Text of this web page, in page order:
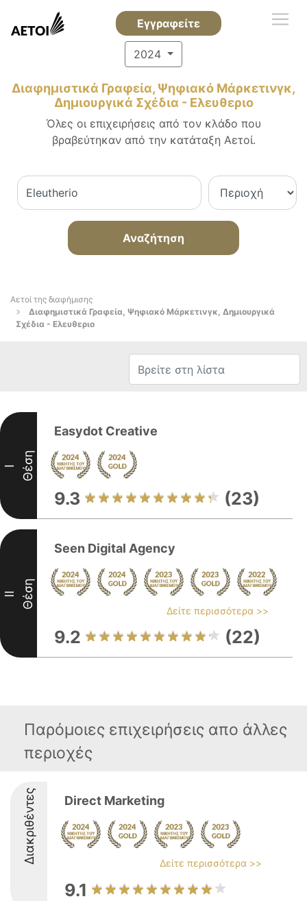
Εγγραφείτε
2024
Διαφημιστικά Γραφεία, Ψηφιακό Μάρκετινγκ,
Δημιουργικά Σχέδια - Ελευθεριο
Όλες οι επιχειρήσεις από τον κλάδο που
βραβεύτηκαν από την κατάταξη Αετοί.
Αναζήτηση
Αετοί της διαφήμισης
Διαφημιστικά Γραφεία, Ψηφιακό Μάρκετινγκ, Δημιουργικά
Σχέδια - Ελευθεριο
I Θέση
Easydot Creative
9.3 (23)
II Θέση
Seen Digital Agency
Δείτε περισσότερα >>
9.2 (22)
Παρόμοιες επιχειρήσεις απο άλλες
περιοχές
Διακριθέντες Direct Marketing
Δείτε περισσότερα >>
9.1